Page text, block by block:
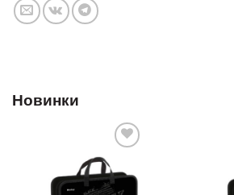
Новинки
Добавить
в список
желаний